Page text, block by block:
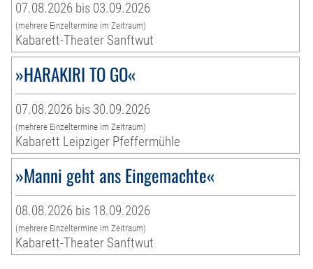
07.08.2026 bis 03.09.2026
(mehrere Einzeltermine im Zeitraum)
Kabarett-Theater Sanftwut
»HARAKIRI TO GO«
07.08.2026 bis 30.09.2026
(mehrere Einzeltermine im Zeitraum)
Kabarett Leipziger Pfeffermühle
»Manni geht ans Eingemachte«
08.08.2026 bis 18.09.2026
(mehrere Einzeltermine im Zeitraum)
Kabarett-Theater Sanftwut